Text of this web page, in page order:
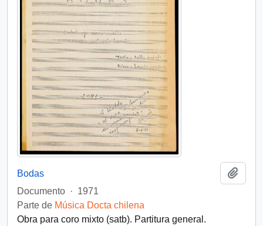
Bodas
Documento · 1971
Parte de Música Docta chilena
Obra para coro mixto (satb). Partitura general.